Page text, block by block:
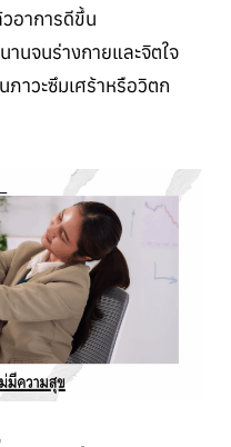
อาการดีขึ้น
านจนร่างกายและจิตใจ
ภาวะซึมเศร้าหรือวิตก